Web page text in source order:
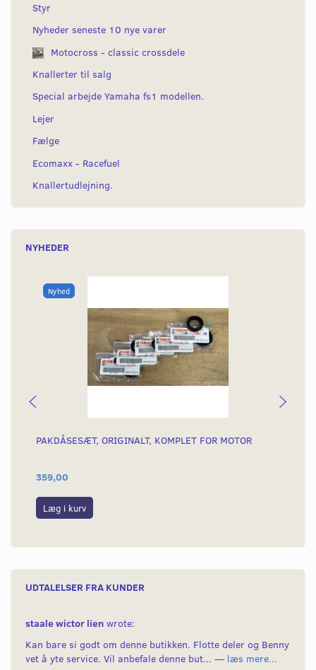
Styr
Nyheder seneste 10 nye varer
Motocross - classic crossdele
Knallerter til salg
Special arbejde Yamaha fs1 modellen.
Lejer
Fælge
Ecomaxx - Racefuel
Knallertudlejning.
NYHEDER
Nyhed
PAKDÅSESÆT, ORIGINALT, KOMPLET FOR MOTOR
359,00
Læg i kurv
UDTALELSER FRA KUNDER
staale wictor lien wrote:
Kan bare si godt om denne butikken. Flotte deler og Benny
vet å yte service. Vil anbefale denne but... — læs mere...